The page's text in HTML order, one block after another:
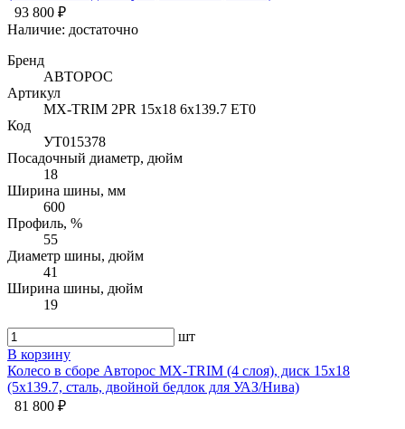
93 800 ₽
Наличие: достаточно
Бренд
АВТОРОС
Артикул
MX-TRIM 2PR 15х18 6x139.7 ET0
Код
УТ015378
Посадочный диаметр, дюйм
18
Ширина шины, мм
600
Профиль, %
55
Диаметр шины, дюйм
41
Ширина шины, дюйм
19
шт
В корзину
Колесо в сборе Авторос MX-TRIM (4 слоя), диск 15х18
(5x139.7, сталь, двойной бедлок для УАЗ/Нива)
81 800 ₽